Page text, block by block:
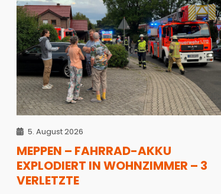
5. August 2026
MEPPEN – FAHRRAD-AKKU
EXPLODIERT IN WOHNZIMMER – 3
VERLETZTE